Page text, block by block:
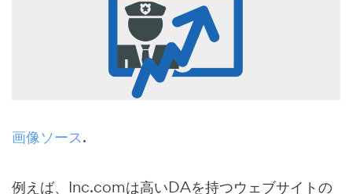
画像ソース.
例えば、Inc.comは高いDAを持つウェブサイトの